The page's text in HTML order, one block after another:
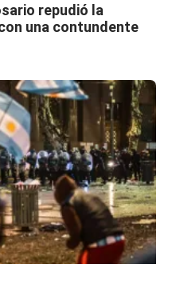
repudió la
una contundente